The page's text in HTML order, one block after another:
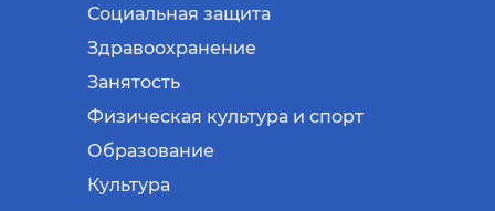
Социальная защита
Здравоохранение
Занятость
Физическая культура и спорт
Образование
Культура